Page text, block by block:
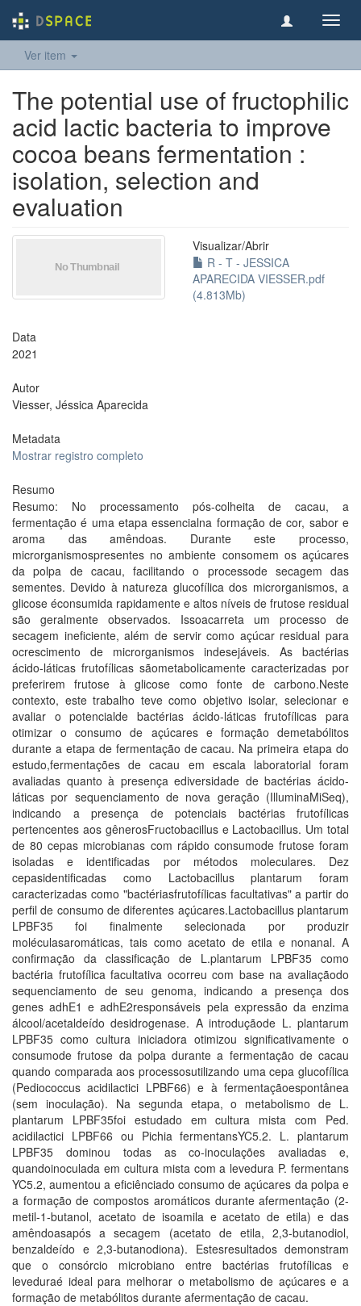
Ver item
The potential use of fructophilic
acid lactic bacteria to improve
cocoa beans fermentation :
isolation, selection and
evaluation
Visualizar/Abrir
R - T - JESSICA
APARECIDA VIESSER.pdf
(4.813Mb)
Data
2021
Autor
Viesser, Jéssica Aparecida
Metadata
Mostrar registro completo
Resumo
Resumo: No processamento pós-colheita de cacau, a
fermentação é uma etapa essencialna formação de cor, sabor e
aroma das amêndoas. Durante este processo,
microrganismospresentes no ambiente consomem os açúcares
da polpa de cacau, facilitando o processode secagem das
sementes. Devido à natureza glucofílica dos microrganismos, a
glicose éconsumida rapidamente e altos níveis de frutose residual
são geralmente observados. Issoacarreta um processo de
secagem ineficiente, além de servir como açúcar residual para
ocrescimento de microrganismos indesejáveis. As bactérias
ácido-láticas frutofílicas sãometabolicamente caracterizadas por
preferirem frutose à glicose como fonte de carbono.Neste
contexto, este trabalho teve como objetivo isolar, selecionar e
avaliar o potencialde bactérias ácido-láticas frutofílicas para
otimizar o consumo de açúcares e formação demetabólitos
durante a etapa de fermentação de cacau. Na primeira etapa do
estudo,fermentações de cacau em escala laboratorial foram
avaliadas quanto à presença ediversidade de bactérias ácido-
láticas por sequenciamento de nova geração (IlluminaMiSeq),
indicando a presença de potenciais bactérias frutofílicas
pertencentes aos gênerosFructobacillus e Lactobacillus. Um total
de 80 cepas microbianas com rápido consumode frutose foram
isoladas e identificadas por métodos moleculares. Dez
cepasidentificadas como Lactobacillus plantarum foram
caracterizadas como "bactériasfrutofílicas facultativas" a partir do
perfil de consumo de diferentes açúcares.Lactobacillus plantarum
LPBF35 foi finalmente selecionada por produzir
moléculasaromáticas, tais como acetato de etila e nonanal. A
confirmação da classificação de L.plantarum LPBF35 como
bactéria frutofílica facultativa ocorreu com base na avaliaçãodo
sequenciamento de seu genoma, indicando a presença dos
genes adhE1 e adhE2responsáveis pela expressão da enzima
álcool/acetaldeído desidrogenase. A introduçãode L. plantarum
LPBF35 como cultura iniciadora otimizou significativamente o
consumode frutose da polpa durante a fermentação de cacau
quando comparada aos processosutilizando uma cepa glucofílica
(Pediococcus acidilactici LPBF66) e à fermentaçãoespontânea
(sem inoculação). Na segunda etapa, o metabolismo de L.
plantarum LPBF35foi estudado em cultura mista com Ped.
acidilactici LPBF66 ou Pichia fermentansYC5.2. L. plantarum
LPBF35 dominou todas as co-inoculações avaliadas e,
quandoinoculada em cultura mista com a levedura P. fermentans
YC5.2, aumentou a eficiênciado consumo de açúcares da polpa e
a formação de compostos aromáticos durante afermentação (2-
metil-1-butanol, acetato de isoamila e acetato de etila) e das
amêndoasapós a secagem (acetato de etila, 2,3-butanodiol,
benzaldeído e 2,3-butanodiona). Estesresultados demonstram
que o consórcio microbiano entre bactérias frutofílicas e
leveduraé ideal para melhorar o metabolismo de açúcares e a
formação de metabólitos durante afermentação de cacau.